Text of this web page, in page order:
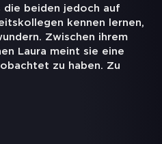
die beiden jedoch auf
kennen lernen,
Zwischen ihrem
Laura meint sie eine
zu haben. Zu